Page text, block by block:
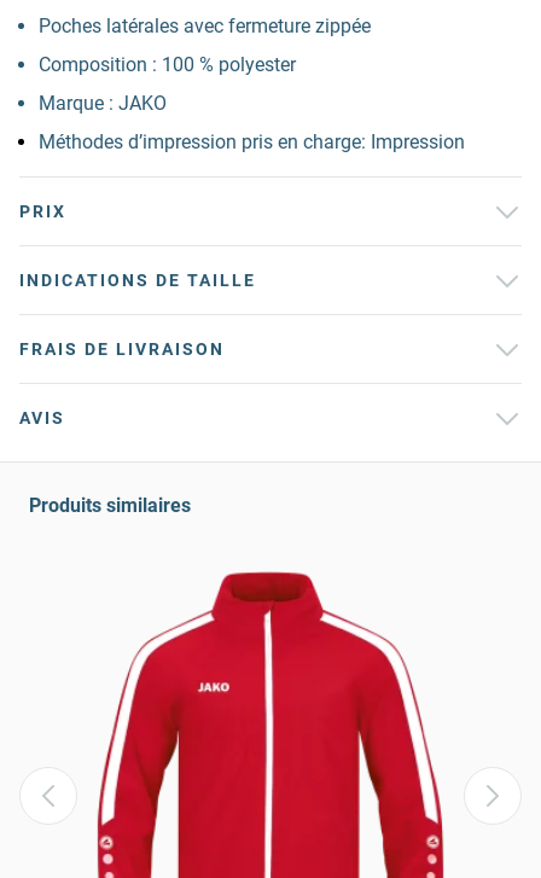
Poches latérales avec fermeture zippée
Composition : 100 % polyester
Marque : JAKO
Méthodes d’impression pris en charge: Impression
PRIX
INDICATIONS DE TAILLE
FRAIS DE LIVRAISON
AVIS
Produits similaires